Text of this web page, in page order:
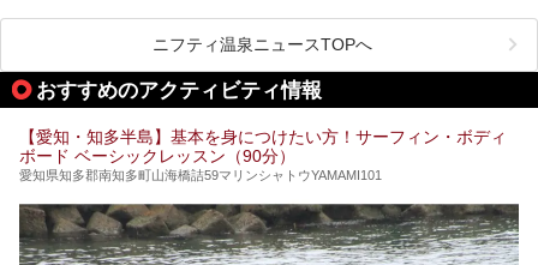
ムリエの目線で紹介していきます！
名古屋市内にはスーパー銭湯や日帰り温泉が多く、「どこに
行こうかな？」と悩んでしまう方も多いと思います。
ぜひこの記事を参考にして「キャナル・リゾート」に出かけ
てみるのはいかがでしょうか？
ニフティ温泉ニュースTOPへ
おすすめのアクティビティ情報
【愛知・知多半島】基本を身につけたい方！サーフィン・ボディ
ボード ベーシックレッスン（90分）
愛知県知多郡南知多町山海橋詰59マリンシャトウYAMAMI101